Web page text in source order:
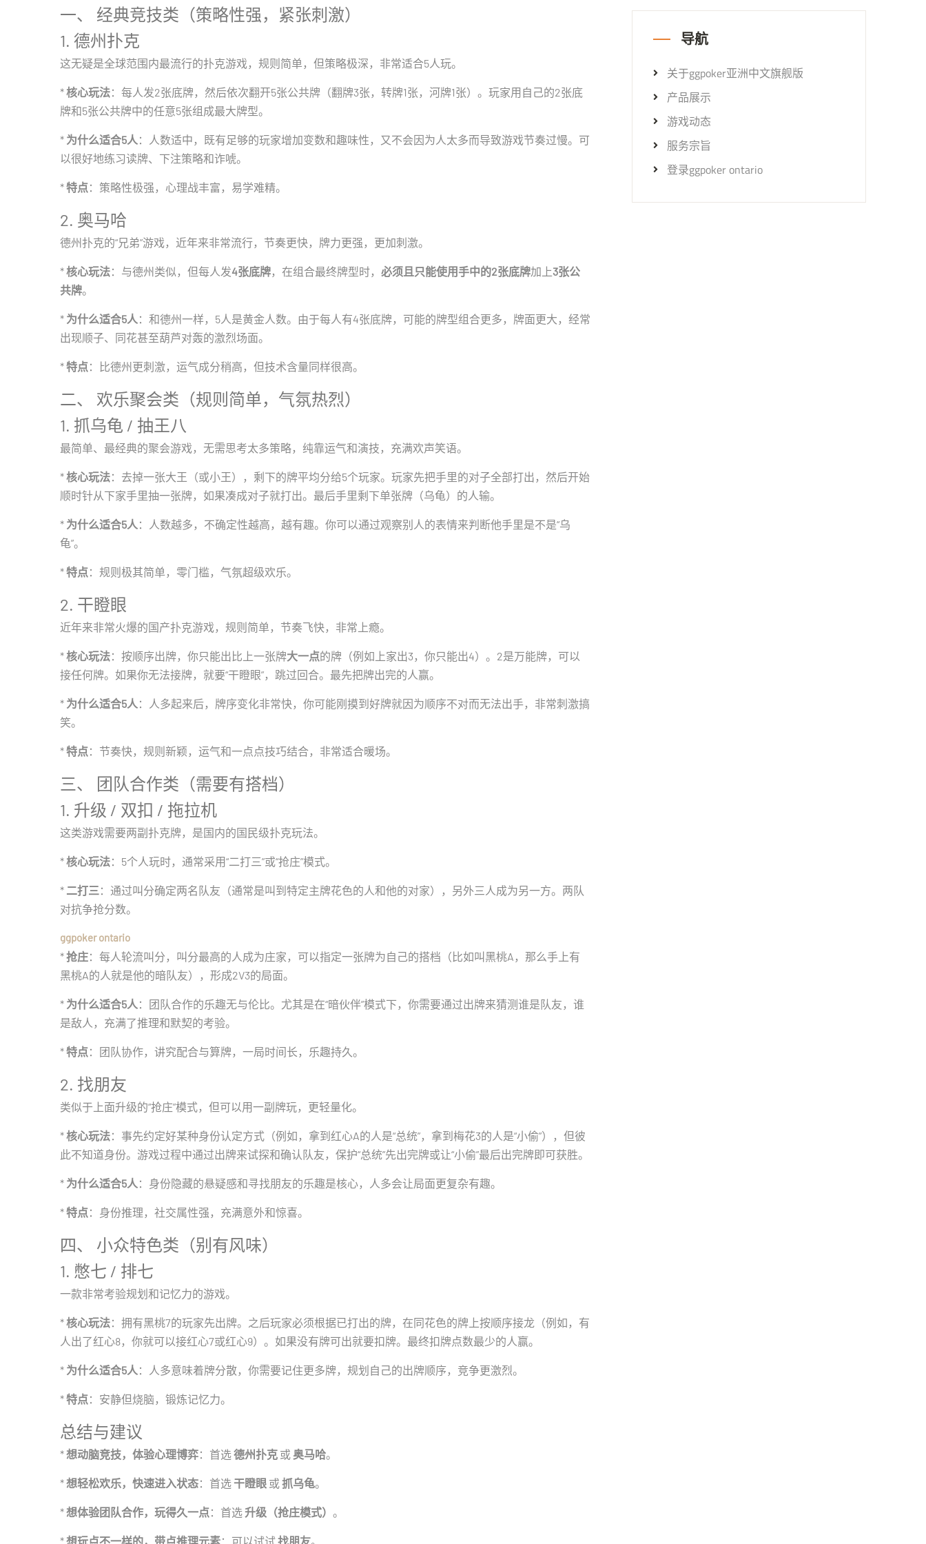
一、 经典竞技类（策略性强，紧张刺激）
1. 德州扑克
这无疑是全球范围内最流行的扑克游戏，规则简单，但策略极深，非常适合5人玩。
*核心玩法：每人发2张底牌，然后依次翻开5张公共牌（翻牌3张，转牌1张，河牌1张）。玩家用自己的2张底
牌和5张公共牌中的任意5张组成最大牌型。
* 为什么适合5人 ：人数适中，既有足够的玩家增加变数和趣味性，又不会因为人太多而导致游戏节奏过慢。可
以很好地练习读牌、下注策略和诈唬。
*特点：策略性极强，心理战丰富，易学难精。
2. 奥马哈
德州扑克的“兄弟”游戏，近年来非常流行，节奏更快，牌力更强，更加刺激。
*核心玩法：与德州类似，但每人发4张底牌，在组合最终牌型时， 必须且只能使用手中的2张底牌加上3张公
共牌。
* 为什么适合5人 ：和德州一样，5人是黄金人数。由于每人有4张底牌，可能的牌型组合更多，牌面更大，经常
出现顺子、同花甚至葫芦对轰的激烈场面。
*特点：比德州更刺激，运气成分稍高，但技术含量同样很高。
二、 欢乐聚会类（规则简单，气氛热烈）
1. 抓乌龟 / 抽王八
最简单、最经典的聚会游戏，无需思考太多策略，纯靠运气和演技，充满欢声笑语。
*核心玩法：去掉一张大王（或小王），剩下的牌平均分给5个玩家。玩家先把手里的对子全部打出，然后开始
顺时针从下家手里抽一张牌，如果凑成对子就打出。最后手里剩下单张牌（乌龟）的人输。
* 为什么适合5人 ：人数越多，不确定性越高，越有趣。你可以通过观察别人的表情来判断他手里是不是“乌
龟”。
*特点：规则极其简单，零门槛，气氛超级欢乐。
2. 干瞪眼
近年来非常火爆的国产扑克游戏，规则简单，节奏飞快，非常上瘾。
*核心玩法：按顺序出牌，你只能出比上一张牌大一点的牌（例如上家出3，你只能出4）。2是万能牌，可以
接任何牌。如果你无法接牌，就要“干瞪眼”，跳过回合。最先把牌出完的人赢。
* 为什么适合5人 ：人多起来后，牌序变化非常快，你可能刚摸到好牌就因为顺序不对而无法出手，非常刺激搞
笑。
*特点：节奏快，规则新颖，运气和一点点技巧结合，非常适合暖场。
三、 团队合作类（需要有搭档）
1. 升级 / 双扣 / 拖拉机
这类游戏需要两副扑克牌，是国内的国民级扑克玩法。
*核心玩法：5个人玩时，通常采用“二打三”或“抢庄”模式。
* 二打三：通过叫分确定两名队友（通常是叫到特定主牌花色的人和他的对家），另外三人成为另一方。两队
对抗争抢分数。
ggpoker ontario
*抢庄：每人轮流叫分，叫分最高的人成为庄家，可以指定一张牌为自己的搭档（比如叫黑桃A，那么手上有
黑桃A的人就是他的暗队友），形成2V3的局面。
* 为什么适合5人 ：团队合作的乐趣无与伦比。尤其是在“暗伙伴”模式下，你需要通过出牌来猜测谁是队友，谁
是敌人，充满了推理和默契的考验。
*特点：团队协作，讲究配合与算牌，一局时间长，乐趣持久。
2. 找朋友
类似于上面升级的“抢庄”模式，但可以用一副牌玩，更轻量化。
*核心玩法：事先约定好某种身份认定方式（例如，拿到红心A的人是“总统”，拿到梅花3的人是“小偷”），但彼
此不知道身份。游戏过程中通过出牌来试探和确认队友，保护“总统”先出完牌或让“小偷”最后出完牌即可获胜。
* 为什么适合5人 ：身份隐藏的悬疑感和寻找朋友的乐趣是核心，人多会让局面更复杂有趣。
*特点：身份推理，社交属性强，充满意外和惊喜。
四、 小众特色类（别有风味）
1. 憋七 / 排七
一款非常考验规划和记忆力的游戏。
*核心玩法：拥有黑桃7的玩家先出牌。之后玩家必须根据已打出的牌，在同花色的牌上按顺序接龙（例如，有
人出了红心8，你就可以接红心7或红心9）。如果没有牌可出就要扣牌。最终扣牌点数最少的人赢。
* 为什么适合5人 ：人多意味着牌分散，你需要记住更多牌，规划自己的出牌顺序，竞争更激烈。
*特点：安静但烧脑，锻炼记忆力。
总结与建议
*想动脑竞技，体验心理博弈：首选德州扑克 或 奥马哈。
*想轻松欢乐，快速进入状态：首选 干瞪眼 或抓乌龟。
*想体验团队合作，玩得久一点：首选升级（抢庄模式） 。
*想玩点不一样的，带点推理元素：可以试试找朋友。
导航
关于ggpoker亚洲中文旗舰版
产品展示
游戏动态
服务宗旨
登录ggpoker ontario